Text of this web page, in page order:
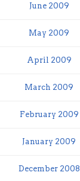
June 2009
May 2009
April 2009
March 2009
February 2009
January 2009
December 2008